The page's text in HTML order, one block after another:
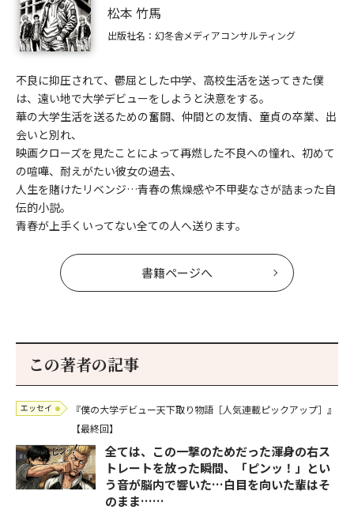
松本 竹馬
出版社名：幻冬舎メディアコンサルティング
不良に抑圧されて、鬱屈とした中学、高校生活を送ってきた僕
は、遠い地で大学デビューをしようと決意をする。
華の大学生活を送るための奮闘、仲間との友情、童貞の卒業、出
会いと別れ、
映画クローズを見たことによって再燃した不良への憧れ、初めて
の喧嘩、耐えがたい彼女の過去、
人生を賭けたリベンジ…青春の焦燥感や不甲斐なさが詰まった自
伝的小説。
青春が上手くいってない全ての人へ送ります。
書籍ページへ
この著者の記事
エッセイ
『僕の大学デビュー天下取り物語［人気連載ピックアップ］』
【最終回】
全ては、この一撃のためだった――渾身の右ス
トレートを放った瞬間、「ピンッ！」とい
う音が脳内で響いた…白目を向いた輩はそ
のまま……